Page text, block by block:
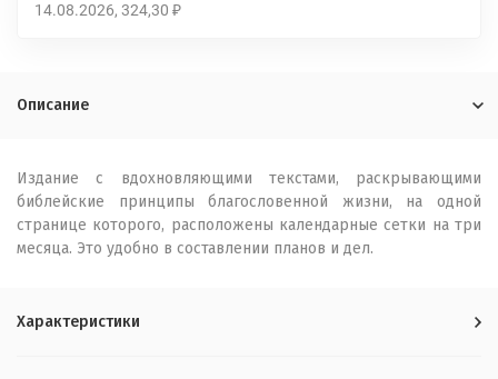
14.08.2026 324,30 ₽
Описание
Издание с вдохновляющими текстами, раскрывающими
библейские принципы благословенной жизни, на одной
странице которого, расположены календарные сетки на три
месяца. Это удобно в составлении планов и дел.
Характеристики